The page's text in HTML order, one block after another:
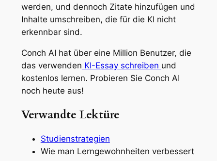
werden, und dennoch Zitate hinzufügen und
Inhalte umschreiben, die für die KI nicht
erkennbar sind.
Conch AI hat über eine Million Benutzer, die
das verwenden KI-Essay schreiben und
kostenlos lernen. Probieren Sie Conch AI
noch heute aus!
Verwandte Lektüre
Studienstrategien
Wie man Lerngewohnheiten verbessert